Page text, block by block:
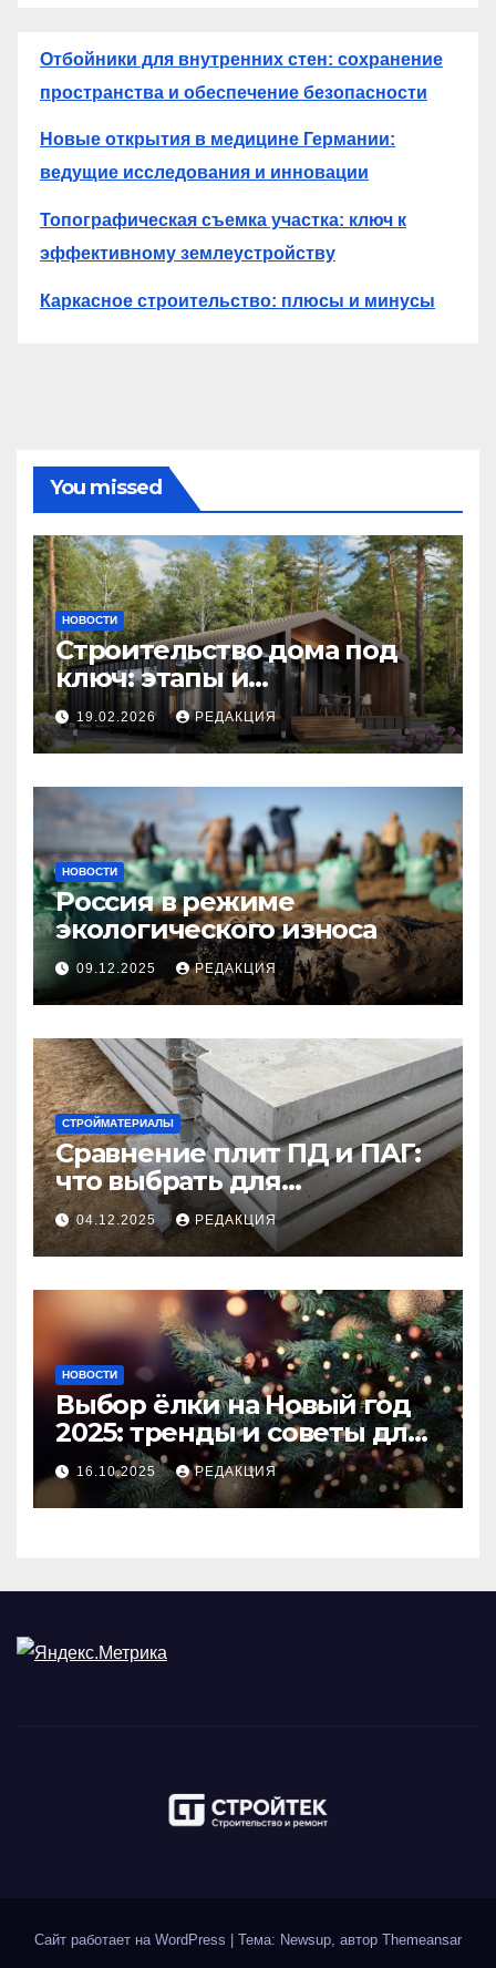
Отбойники для внутренних стен: сохранение
пространства и обеспечение безопасности
Новые открытия в медицине Германии:
ведущие исследования и инновации
Топографическая съемка участка: ключ к
эффективному землеустройству
Каркасное строительство: плюсы и минусы
You missed
НОВОСТИ
Строительство дома под
ключ: этапы и
планирование бюджета
19.02.2026 РЕДАКЦИЯ
НОВОСТИ
Россия в режиме
экологического износа
09.12.2025 РЕДАКЦИЯ
СТРОЙМАТЕРИАЛЫ
Сравнение плит ПД и ПАГ:
что выбрать для
долговечного и прочного
покрытия
04.12.2025 РЕДАКЦИЯ
НОВОСТИ
Выбор ёлки на Новый год
2025: тренды и советы для
идеального праздника
16.10.2025 РЕДАКЦИЯ
Сайт работает на WordPress | Тема: Newsup, автор Themeansar